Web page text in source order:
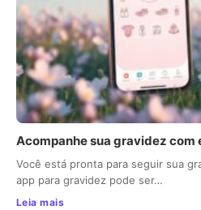
Acompanhe sua gravidez com
Você está pronta para seguir sua
app para gravidez pode ser…
Leia mais